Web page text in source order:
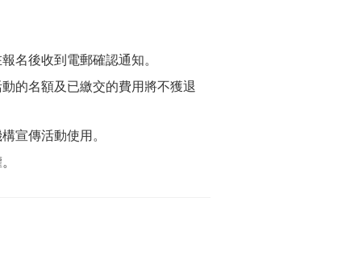
名後收到電郵確認通知。
的名額及已繳交的費用將不獲退
宣傳活動使用。